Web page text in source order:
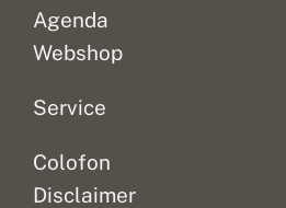
Agenda
Webshop
Service
Colofon
Disclaimer